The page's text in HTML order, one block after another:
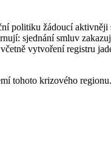
politiku žádoucí aktivněji
sjednání smluv
vytvoření registru
tohoto krizového regionu.